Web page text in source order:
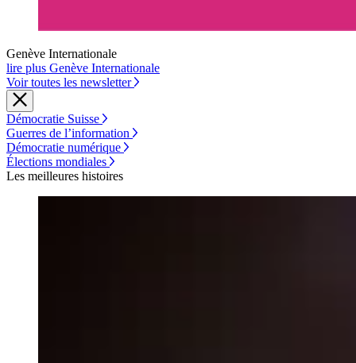
Genève Internationale
lire plus Genève Internationale
Voir toutes les newsletter
Démocratie Suisse
Guerres de l’information
Démocratie numérique
Élections mondiales
Les meilleures histoires